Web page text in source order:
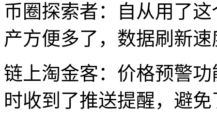
币圈探索者：自从用了
产方便多了，数据刷新
链上淘金客：价格预警
时收到了推送提醒，避